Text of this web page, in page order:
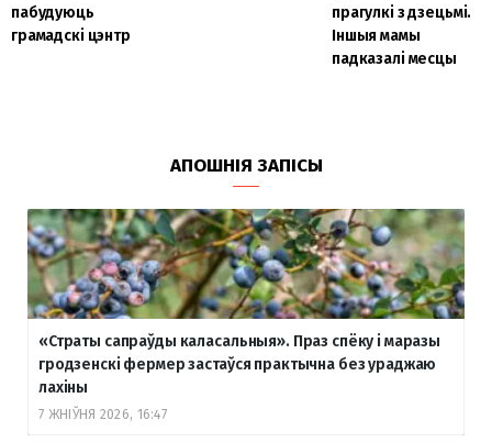
пабудуюць
грамадскі цэнтр
прагулкі з дзецьмі.
Іншыя мамы
падказалі месцы
АПОШНІЯ ЗАПІСЫ
«Страты сапраўды каласальныя». Праз спёку і маразы
гродзенскі фермер застаўся практычна без ураджаю
лахіны
7 ЖНІЎНЯ 2026, 16:47